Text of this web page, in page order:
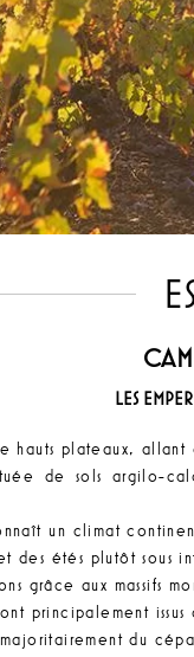
LES
hauts plateaux,
de sols argilo-
un climat
étés plutôt sous
grâce aux massifs
principalement
majoritairement du